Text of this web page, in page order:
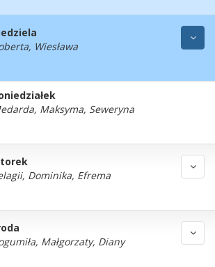
Wiesława
Maksyma, Seweryna
Dominika, Efrema
Małgorzaty, Diany